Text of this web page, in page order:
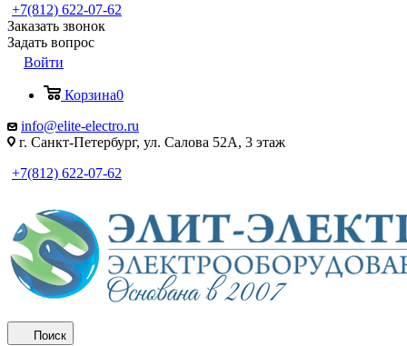
+7(812) 622-07-62
Заказать звонок
Задать вопрос
Войти
Корзина0
info@elite-electro.ru
г. Санкт-Петербург, ул. Салова 52А, 3 этаж
+7(812) 622-07-62
Поиск